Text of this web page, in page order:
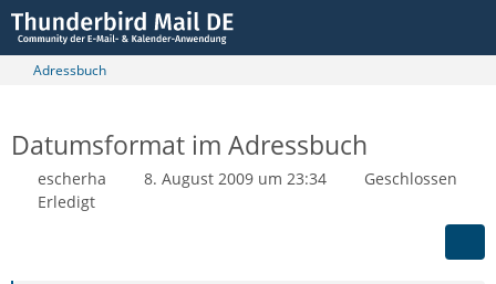
Adressbuch
Datumsformat im Adressbuch
escherha 8. August 2009 um 23:34
Geschlossen
Erledigt